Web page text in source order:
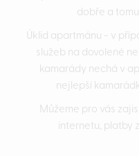
dobře a
Úklid apartmánu - v
služeb na dovolené
kamarády nechá v
nejlepší
Můžeme pro vás
internetu, platby